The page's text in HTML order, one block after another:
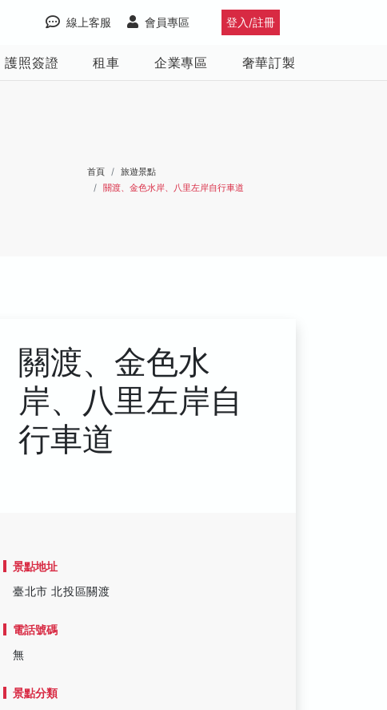
登入/註冊
會員專區
線上客服
護照簽證 租車 企業專區 奢華訂製
首頁
旅遊景點
關渡、金色水岸、八里左岸自行車道
關渡、金色水
岸、八里左岸自
行車道
景點地址
臺北市 北投區關渡
電話號碼
無
景點分類